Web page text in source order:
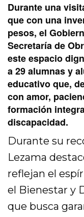
Durante una
que con una
pesos, el
Secretaría de
este espacio
a 29 alumnas y
educativo que,
con amor,
formación
discapacidad.
Durante su
Lezama
reflejan el
el Bienestar y
que busca